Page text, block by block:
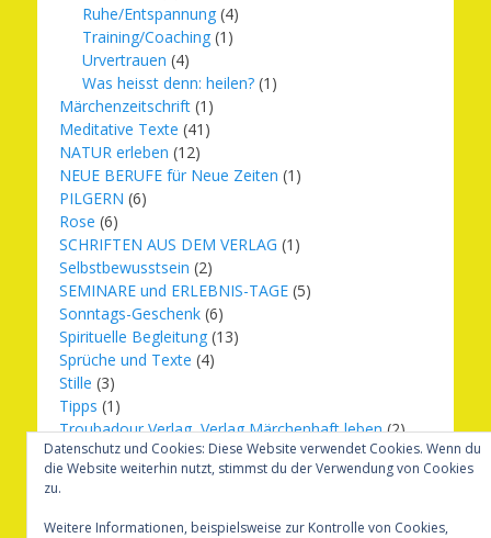
Ruhe/Entspannung (4)
Training/Coaching (1)
Urvertrauen (4)
Was heisst denn: heilen? (1)
Märchenzeitschrift (1)
Meditative Texte (41)
NATUR erleben (12)
NEUE BERUFE für Neue Zeiten (1)
PILGERN (6)
Rose (6)
SCHRIFTEN AUS DEM VERLAG (1)
Selbstbewusstsein (2)
SEMINARE und ERLEBNIS-TAGE (5)
Sonntags-Geschenk (6)
Spirituelle Begleitung (13)
Sprüche und Texte (4)
Stille (3)
Tipps (1)
Troubadour Verlag, Verlag Märchenhaft leben(2)
Übungen (1)
Urbilder(20)
Verlag Märchenhaft leben
Weihnachten(16)
Datenschutz und Cookies: Diese Website verwendet Cookies. Wenn du
die Website weiterhin nutzt, stimmst du der Verwendung von Cookies
zu.
Weitere Informationen, beispielsweise zur Kontrolle von Cookies,